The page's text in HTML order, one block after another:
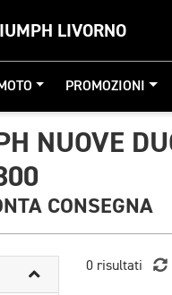
LIVORNO
PROMOZIONI
NUOVE
CONSEGNA
0 risultati